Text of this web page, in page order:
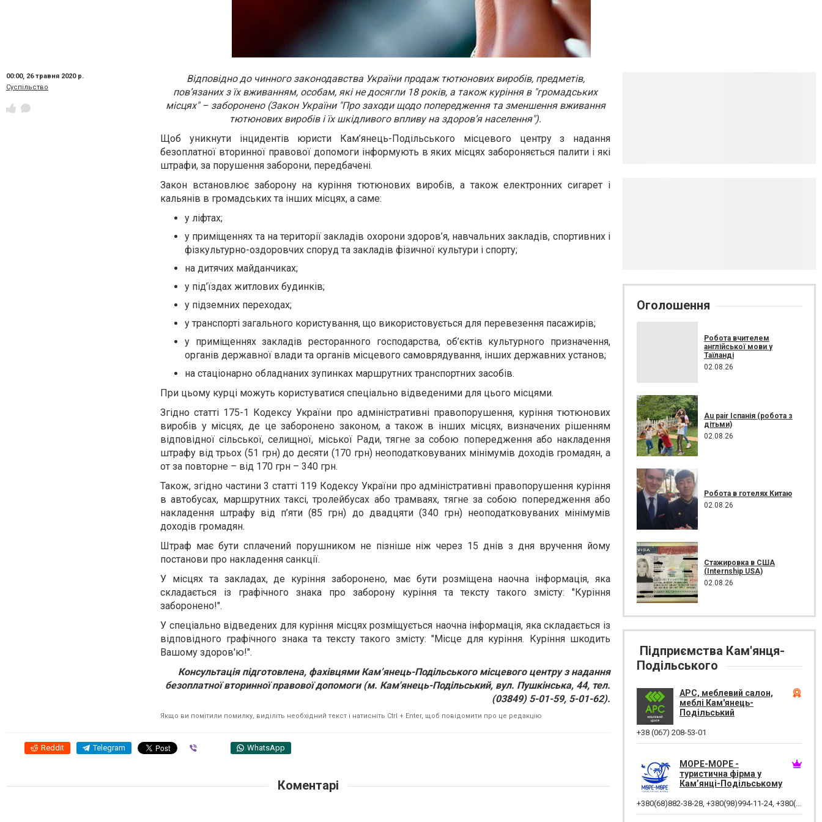
00:00, 26 травня 2020 р.
Суспільство
Відповідно до чинного законодавства України продаж тютюнових виробів, предметів,
пов’язаних з їх вживанням, особам, які не досягли 18 років, а також куріння в "громадських
місцях" – заборонено (Закон України "Про заходи щодо попередження та зменшення вживання
тютюнових виробів і їх шкідливого впливу на здоров’я населення").
Щоб уникнути інцидентів юристи Кам’янець-Подільського місцевого центру з надання
безоплатної вторинної правової допомоги інформують в яких місцях забороняється палити і які
штрафи, за порушення заборони, передбачені.
Закон встановлює заборону на куріння тютюнових виробів, а також електронних сигарет і
кальянів в громадських та інших місцях, а саме:
у ліфтах;
у приміщеннях та на території закладів охорони здоров’я, навчальних закладів, спортивних і
фізкультурно-оздоровчих споруд та закладів фізичної культури і спорту;
на дитячих майданчиках;
у під’їздах житлових будинків;
у підземних переходах;
у транспорті загального користування, що використовується для перевезення пасажирів;
у приміщеннях закладів ресторанного господарства, об’єктів культурного призначення,
органів державної влади та органів місцевого самоврядування, інших державних установ;
на стаціонарно обладнаних зупинках маршрутних транспортних засобів.
При цьому курці можуть користуватися спеціально відведеними для цього місцями.
Згідно статті 175-1 Кодексу України про адміністративні правопорушення, куріння тютюнових
виробів у місцях, де це заборонено законом, а також в інших місцях, визначених рішенням
відповідної сільської, селищної, міської Ради, тягне за собою попередження або накладення
штрафу від трьох (51 грн) до десяти (170 грн) неоподатковуваних мінімумів доходів громадян, а
от за повторне – від 170 грн – 340 грн.
Також, згідно частини 3 статті 119 Кодексу України про адміністративні правопорушення куріння
в автобусах, маршрутних таксі, тролейбусах або трамваях, тягне за собою попередження або
накладення штрафу від п’яти (85 грн) до двадцяти (340 грн) неоподатковуваних мінімумів
доходів громадян.
Штраф має бути сплачений порушником не пізніше ніж через 15 днів з дня вручення йому
постанови про накладення санкції.
У місцях та закладах, де куріння заборонено, має бути розміщена наочна інформація, яка
складається із графічного знака про заборону куріння та тексту такого змісту: "Куріння
заборонено!".
У спеціально відведених для куріння місцях розміщується наочна інформація, яка складається із
відповідного графічного знака та тексту такого змісту: "Місце для куріння. Куріння шкодить
Вашому здоров'ю!".
Консультація підготовлена, фахівцями Кам’янець-Подільського місцевого центру з надання
безоплатної вторинної правової допомоги (м. Кам'янець-Подільський, вул. Пушкінська, 44, тел.
(03849) 5-01-59, 5-01-62).
Якщо ви помітили помилку, виділіть необхідний текст і натисніть Ctrl + Enter, щоб повідомити про це редакцію
Reddit Telegram WhatsApp
Коментарі
Оголошення
Робота вчителем
англійської мови у
Таїланді
02.08.26
Au pair Іспанія (робота з
дітьми)
02.08.26
Робота в готелях Китаю
02.08.26
Стажировка в США
(Internship USA)
02.08.26
Підприємства Кам'янця-
Подільського
АРС, меблевий салон,
меблі Кам'янець-
Подільський
+38 (067) 208-53-01
МОРЕ-МОРЕ -
туристична фірма у
Кам’янці-Подільському
+380(68)882-38-28, +380(98)994-11-24, +380(68)118-82-77